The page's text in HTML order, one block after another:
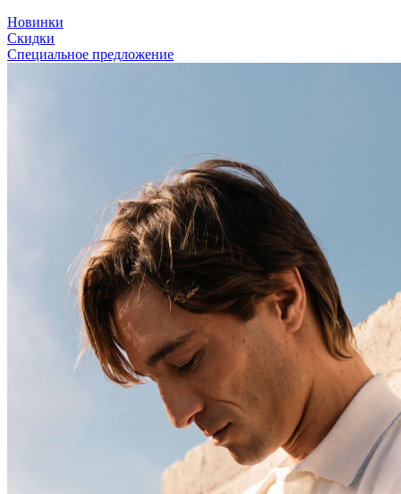
Новинки
Скидки
Специальное предложение